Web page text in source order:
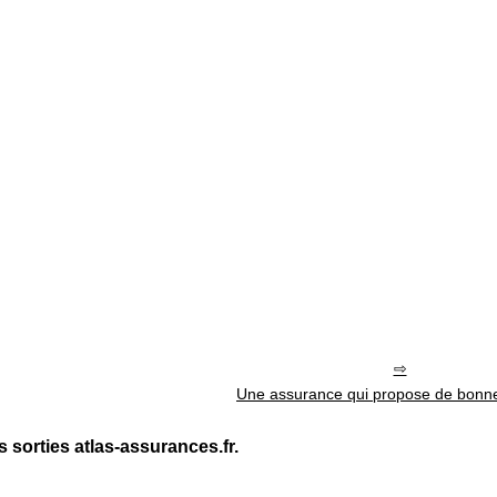
Une assurance qui propose de
sorties atlas-assurances.fr.